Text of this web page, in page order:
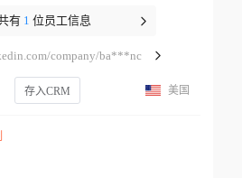
有 1 位员工信息
company/ba***nc
存入CRM 美国